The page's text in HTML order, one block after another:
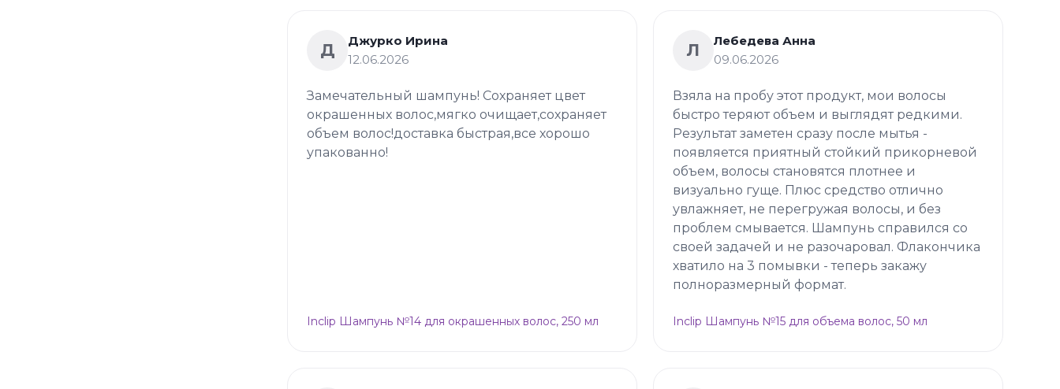
Д
Джурко Ирина
12.06.2026
Замечательный шампунь! Сохраняет цвет
окрашенных волос,мягко очищает,сохраняет
объем волос!доставка быстрая,все хорошо
упакованно!
Inclip Шампунь №14 для окрашенных волос, 250 мл
Л
Лебедева Анна
09.06.2026
Взяла на пробу этот продукт, мои волосы
быстро теряют объем и выглядят редкими.
Результат заметен сразу после мытья -
появляется приятный стойкий прикорневой
объем, волосы становятся плотнее и
визуально гуще. Плюс средство отлично
увлажняет, не перегружая волосы, и без
проблем смывается. Шампунь справился со
своей задачей и не разочаровал. Флакончика
хватило на 3 помывки - теперь закажу
полноразмерный формат.
Inclip Шампунь №15 для объема волос, 50 мл